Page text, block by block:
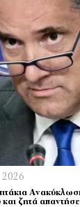
2026
και ζητά